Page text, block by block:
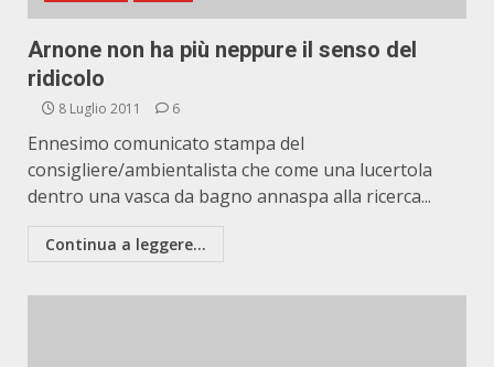
Arnone non ha più neppure il senso del
ridicolo
8 Luglio 2011 6
Ennesimo comunicato stampa del
consigliere/ambientalista che come una lucertola
dentro una vasca da bagno annaspa alla ricerca...
Continua a leggere...